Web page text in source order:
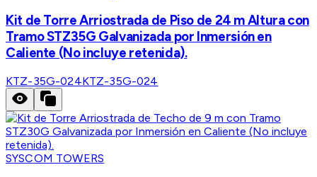
Kit de Torre Arriostrada de Piso de 24 m Altura con
Tramo STZ35G Galvanizada por Inmersión en
Caliente (No incluye retenida).
KTZ-35G-024KTZ-35G-024
SYSCOM TOWERS